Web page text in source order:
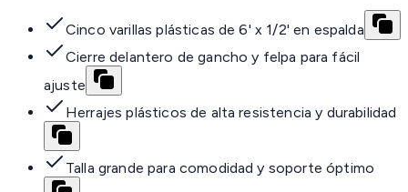
Cinco varillas plásticas de 6' x 1/2' en espalda
Cierre delantero de gancho y felpa para fácil
ajuste
Herrajes plásticos de alta resistencia y durabilidad
Talla grande para comodidad y soporte óptimo